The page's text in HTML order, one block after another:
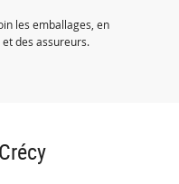
les emballages, en
des assureurs.